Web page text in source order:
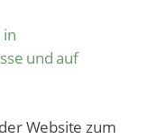
und auf
Website zum